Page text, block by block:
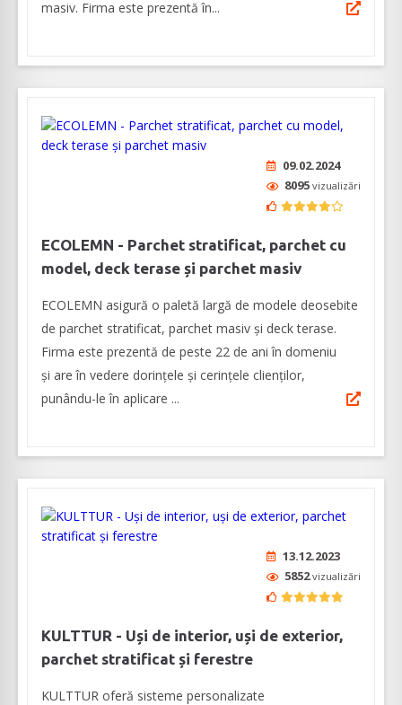
masiv. Firma este prezentă în...
09.02.2024
8095 vizualizări
ECOLEMN - Parchet stratificat, parchet cu
model, deck terase și parchet masiv
ECOLEMN asigură o paletă largă de modele deosebite
de parchet stratificat, parchet masiv și deck terase.
Firma este prezentă de peste 22 de ani în domeniu
și are în vedere dorințele și cerințele clienților,
punându-le în aplicare ...
13.12.2023
5852vizualizări
KULTTUR - Uși de interior, uși de exterior,
parchet stratificat și ferestre
KULTTUR oferă sisteme personalizate